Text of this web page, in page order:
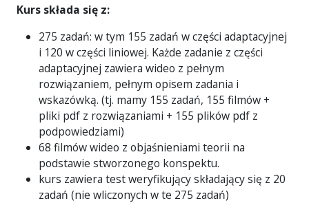
Kurs składa się z:
275 zadań: w tym 155 zadań w części adaptacyjnej
i 120 w części liniowej. Każde zadanie z części
adaptacyjnej zawiera wideo z pełnym
rozwiązaniem, pełnym opisem zadania i
wskazówką. (tj. mamy 155 zadań, 155 filmów +
pliki pdf z rozwiązaniami + 155 plików pdf z
podpowiedziami)
68 filmów wideo z objaśnieniami teorii na
podstawie stworzonego konspektu.
kurs zawiera test weryfikujący składający się z 20
zadań (nie wliczonych w te 275 zadań)